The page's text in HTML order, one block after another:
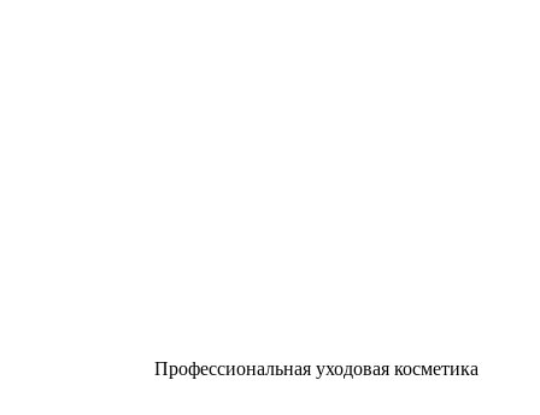
Профессиональная уходовая косметика